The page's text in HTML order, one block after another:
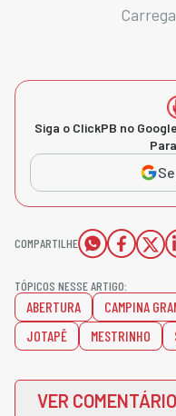
Siga o ClickPB no
COMPARTILHE
TÓPICOS NESSE ARTIGO:
ABERTURA CAMPINA
JOTAPÊ
MESTRINHO
VER